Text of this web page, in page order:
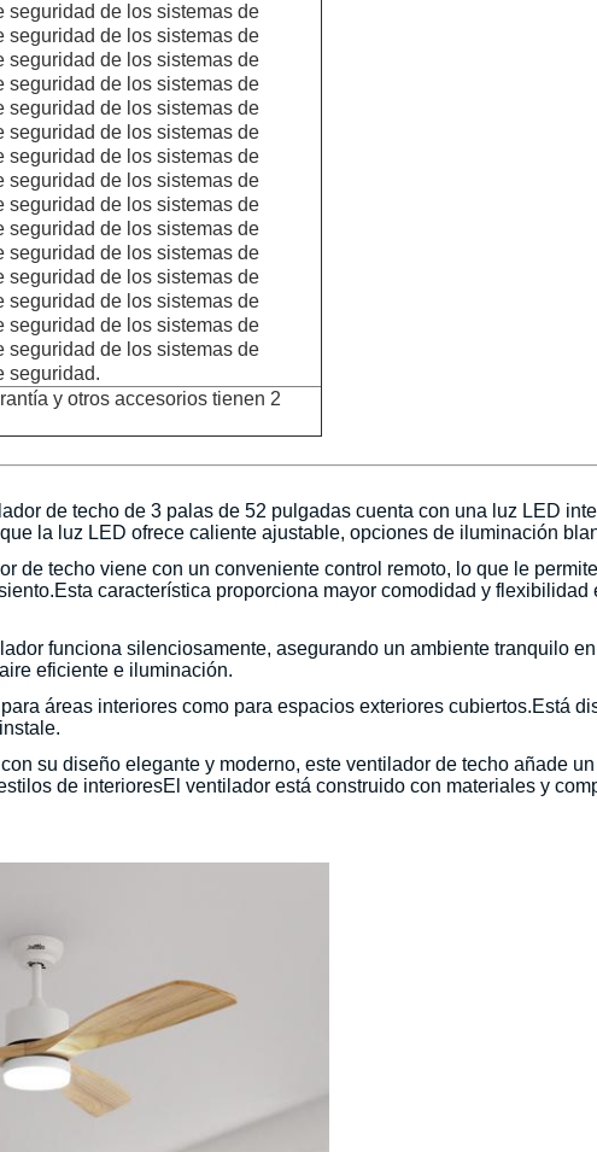
seguridad de los sistemas de
seguridad de los sistemas de
seguridad de los sistemas de
seguridad de los sistemas de
seguridad de los sistemas de
seguridad de los sistemas de
seguridad de los sistemas de
seguridad de los sistemas de
seguridad de los sistemas de
seguridad de los sistemas de
seguridad de los sistemas de
seguridad de los sistemas de
seguridad de los sistemas de
seguridad de los sistemas de
seguridad de los sistemas de
seguridad.
y otros accesorios tienen 2
de techo de 3 palas de 52 pulgadas cuenta con una luz LED
la luz LED ofrece caliente ajustable, opciones de iluminación
de techo viene con un conveniente control remoto, lo que le
característica proporciona mayor comodidad y
funciona silenciosamente, asegurando un ambiente tranquilo
eficiente e iluminación.
áreas interiores como para espacios exteriores cubiertos.Está
su diseño elegante y moderno, este ventilador de techo añade
de interioresEl ventilador está construido con materiales y